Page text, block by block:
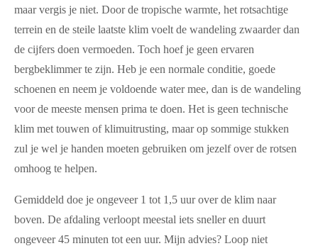
maar vergis je niet. Door de tropische warmte, het rotsachtige
terrein en de steile laatste klim voelt de wandeling zwaarder dan
de cijfers doen vermoeden. Toch hoef je geen ervaren
bergbeklimmer te zijn. Heb je een normale conditie, goede
schoenen en neem je voldoende water mee, dan is de wandeling
voor de meeste mensen prima te doen. Het is geen technische
klim met touwen of klimuitrusting, maar op sommige stukken
zul je wel je handen moeten gebruiken om jezelf over de rotsen
omhoog te helpen.
Gemiddeld doe je ongeveer 1 tot 1,5 uurover de klim naar
boven. De afdaling verloopt meestal iets sneller en duurt
ongeveer45 minuten tot een uur. Mijn advies? Loop niet